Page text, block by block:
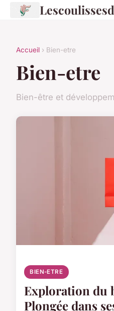
Accueil › Bien-etre
Bien-etre
Bien-être et
BIEN-ETRE
Exploration du
Plongée dans